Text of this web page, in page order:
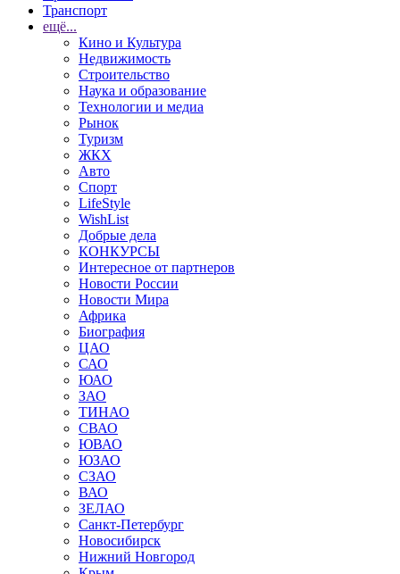
Транспорт
ещё...
Кино и Культура
Недвижимость
Строительство
Наука и образование
Технологии и медиа
Рынок
Туризм
ЖКХ
Авто
Спорт
LifeStyle
WishList
Добрые дела
КОНКУРСЫ
Интересное от партнеров
Новости России
Новости Мира
Африка
Биография
ЦАО
САО
ЮАО
ЗАО
ТИНАО
СВАО
ЮВАО
ЮЗАО
СЗАО
ВАО
ЗЕЛАО
Санкт-Петербург
Новосибирск
Нижний Новгород